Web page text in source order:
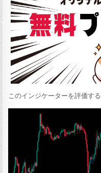
このインジケーターを評価する